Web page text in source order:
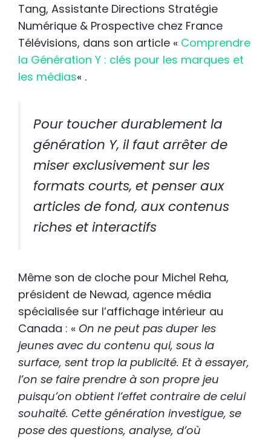
Tang, ‎Assistante Directions Stratégie
Numérique & Prospective chez France
Télévisions, dans son article « Comprendre
la Génération Y : clés pour les marques et
les médias« .
Pour toucher durablement la
génération Y, il faut arrêter de
miser exclusivement sur les
formats courts, et penser aux
articles de fond, aux contenus
riches et interactifs
Même son de cloche pour Michel Reha,
président de Newad, agence média
spécialisée sur l’affichage intérieur au
Canada : « On ne peut pas duper les
jeunes avec du contenu qui, sous la
surface, sent trop la publicité. Et à essayer,
l’on se faire prendre à son propre jeu
puisqu’on obtient l’effet contraire de celui
souhaité. Cette génération investigue, se
pose des questions, analyse, d’où